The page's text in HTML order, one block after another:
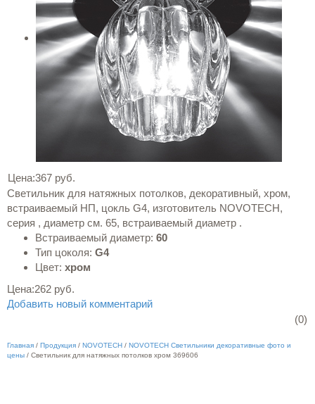
Цена:367 руб.
Светильник для натяжных потолков, декоративный, хром,
встраиваемый НП, цокль G4, изготовитель NOVOTECH,
серия , диаметр см. 65, встраиваемый диаметр .
Встраиваемый диаметр: 60
Тип цоколя: G4
Цвет: хром
Цена:262 руб.
Добавить новый комментарий
(0)
Главная / Продукция / NOVOTECH / NOVOTECH Светильники декоративные фото и
цены / Светильник для натяжных потолков хром 369606